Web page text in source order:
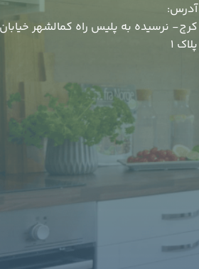
آدرس:
کرج- نرسیده به پلیس راه کمالشهر
پلاک 1